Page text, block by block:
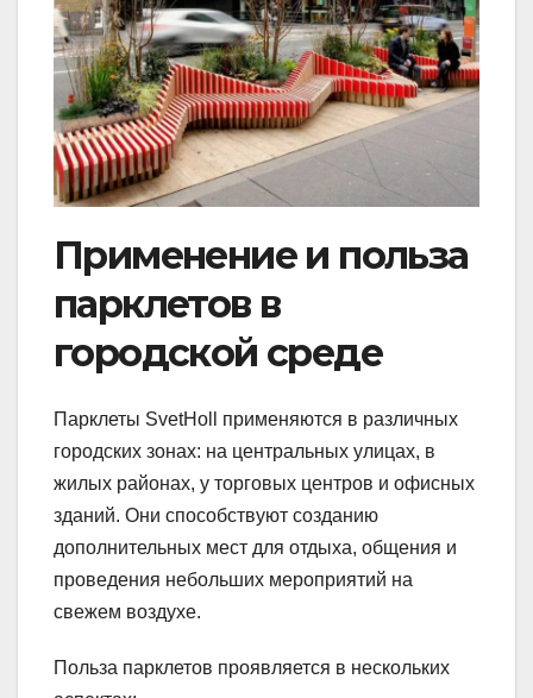
Применение и польза
парклетов в
городской среде
Парклеты SvetHoll применяются в различных
городских зонах: на центральных улицах, в
жилых районах, у торговых центров и офисных
зданий. Они способствуют созданию
дополнительных мест для отдыха, общения и
проведения небольших мероприятий на
свежем воздухе.
Польза парклетов проявляется в нескольких